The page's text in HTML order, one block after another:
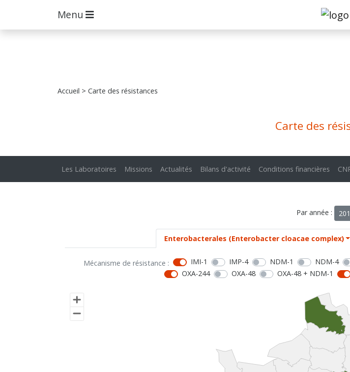
Menu
Accueil > Carte des résistances
Carte des
Les Laboratoires Missions Actualités Bilans d'activité Conditions financières
Par année :
Enterobacterales (Enterobacter cloacae complex)
Mécanisme de résistance : IMI-1 IMP-4 NDM-1 NDM-4
OXA-244
OXA-48 OXA-48 + NDM-1